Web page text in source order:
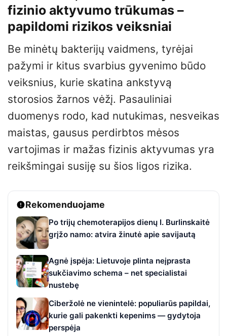
fizinio aktyvumo trūkumas –
papildomi rizikos veiksniai
Be minėtų bakterijų vaidmens, tyrėjai
pažymi ir kitus svarbius gyvenimo būdo
veiksnius, kurie skatina ankstyvą
storosios žarnos vėžį. Pasauliniai
duomenys rodo, kad nutukimas, nesveikas
maistas, gausus perdirbtos mėsos
vartojimas ir mažas fizinis aktyvumas yra
reikšmingai susiję su šios ligos rizika.
Rekomenduojame
Po trijų chemoterapijos dienų I. Burlinskaitė
grįžo namo: atvira žinutė apie savijautą
Agnė įspėja: Lietuvoje plinta neįprasta
sukčiavimo schema – net specialistai
nustebę
Ciberžolė ne vienintelė: populiarūs papildai,
kurie gali pakenkti kepenims — gydytoja
perspėja